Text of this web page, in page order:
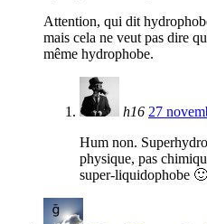
Attention, qui dit
mais cela ne veut pas dire
même hydrophobe.
h16 27
Hum non.
physique, pas
super-liquidophobe 🙂